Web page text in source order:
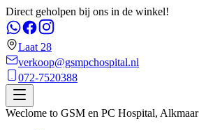
Direct geholpen bij ons in de winkel!
Laat 28
verkoop@gsmpchospital.nl
072-7520388
Weclome to GSM en PC Hospital, Alkmaar